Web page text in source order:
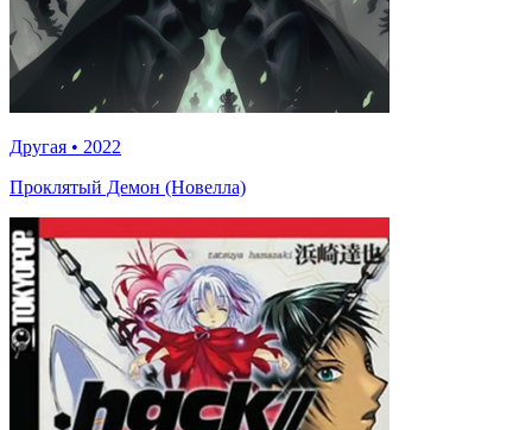
Другая • 2022
Проклятый Демон (Новелла)